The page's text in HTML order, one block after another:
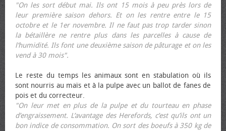
"On les sort début mai. Ils ont 15 mois à peu près lors de
leur première saison dehors. Et on les rentre entre le 15
octobre et le 1er novembre. Il ne faut pas trop tarder sinon
la bétaillère ne rentre plus dans les parcelles à cause de
l’humidité. Ils font une deuxième saison de pâturage et on les
vend à 30 mois".
Le reste du temps les animaux sont en stabulation où ils
sont nourris au maïs et à la pulpe avec un ballot de fanes de
pois et du correcteur.
"On leur met en plus de la pulpe et du tourteau en phase
d’engraissement. L’avantage des Herefords, c’est qu’ils ont un
bon indice de consommation. On sort des bœufs à 350 kg de